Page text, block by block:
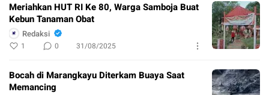
Meriahkan HUT RI Ke 80, Warga Samboja Buat
Kebun Tanaman Obat
Redaksi
1 0 31/08/2025
Bocah di Marangkayu Diterkam Buaya Saat
Memancing